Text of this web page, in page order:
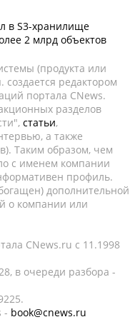
в S3-хранилище
2 млрд объектов
(продукта или
создается редактором
портала CNews.
разделов
статьи,
а также
Таким образом, чем
с именем компании
профиль.
дополнительной
о компании или
CNews.ru c 11.1998
в очереди разбора -
- book@cnews.ru